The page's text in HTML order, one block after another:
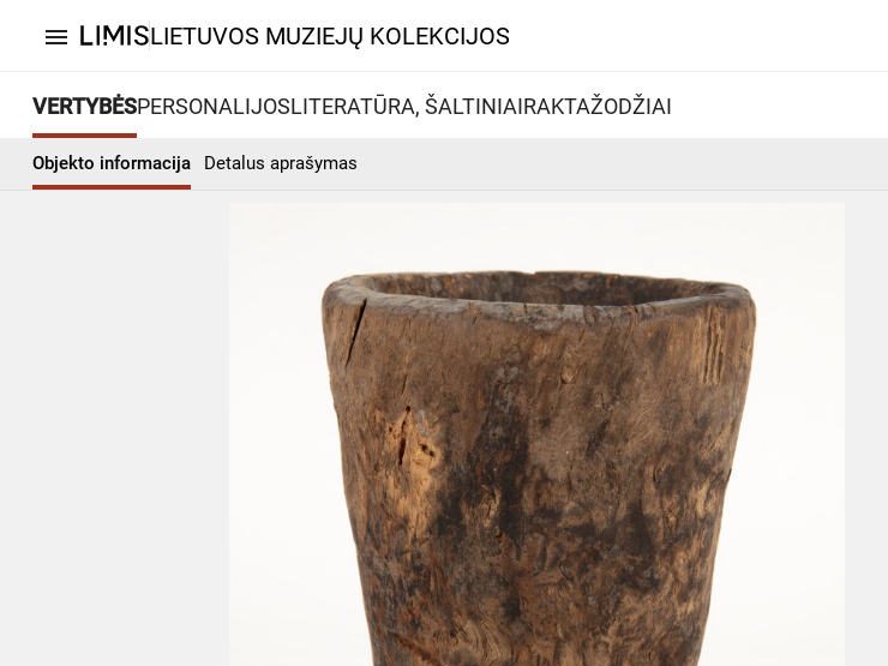
menu LIETUVOS MUZIEJŲ KOLEKCIJOS
VERTYBĖSPERSONALIJOSLITERATŪRA, ŠALTINIAIRAKTAŽODŽIAI
Objekto informacija Detalus aprašymas